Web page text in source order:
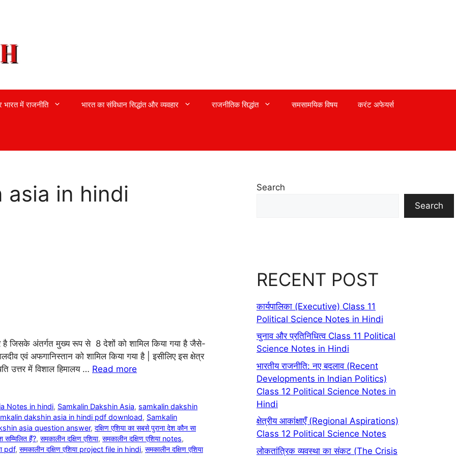
भारत में राजनीति भारत का संविधान सिद्धांत और व्यवहार राजनीतिक सिद्धांत समसामयिक विषय करंट अफेयर्स
asia in hindi
है जिसके अंतर्गत मुख्य रूप से 8 देशों को शामिल किया गया है जैसे-
एवं अफगानिस्तान को शामिल किया गया है | इसीलिए इस क्षेत्र
उत्तर में विशाल हिमालय … Read more
Notes in hindi, Samkalin Dakshin Asia, samkalin dakshin
dakshin asia in hindi pdf download, Samkalin
asia question answer, दक्षिण एशिया का सबसे पुराना देश कौन सा
सम्मिलित हैं?, समकालीन दक्षिण एशिया, समकालीन दक्षिण एशिया notes,
pdf, समकालीन दक्षिण एशिया project file in hindi, समकालीन दक्षिण एशिया
Search
Search
RECENT POST
कार्यपालिका (Executive) Class 11
Political Science Notes in Hindi
चुनाव और प्रतिनिधित्व Class 11 Political
Science Notes in Hindi
भारतीय राजनीति: नए बदलाव (Recent
Developments in Indian Politics)
Class 12 Political Science Notes in
Hindi
क्षेत्रीय आकांक्षाएँ (Regional Aspirations)
Class 12 Political Science Notes
लोकतांत्रिक व्यवस्था का संकट (The Crisis